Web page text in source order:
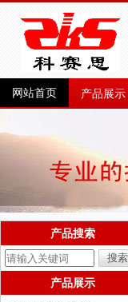
网站首页 产品展示
产品搜索
产品展示